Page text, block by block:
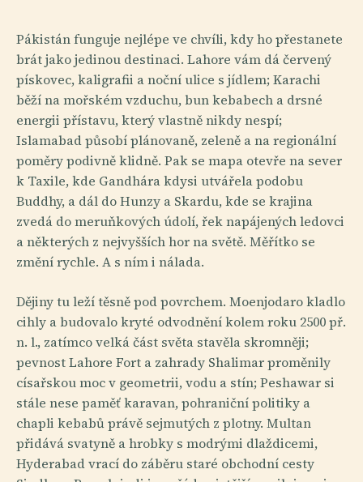
Pákistán funguje nejlépe ve chvíli, kdy ho přestanete
brát jako jedinou destinaci. Lahore vám dá červený
pískovec, kaligrafii a noční ulice s jídlem; Karachi
běží na mořském vzduchu, bun kebabech a drsné
energii přístavu, který vlastně nikdy nespí;
Islamabad působí plánovaně, zeleně a na regionální
poměry podivně klidně. Pak se mapa otevře na sever
k Taxile, kde Gandhára kdysi utvářela podobu
Buddhy, a dál do Hunzy a Skardu, kde se krajina
zvedá do meruňkových údolí, řek napájených ledovci
a některých z nejvyšších hor na světě. Měřítko se
změní rychle. A s ním i nálada.
Dějiny tu leží těsně pod povrchem. Moenjodaro kladlo
cihly a budovalo kryté odvodnění kolem roku 2500 př.
n. l., zatímco velká část světa stavěla skromněji;
pevnost Lahore Fort a zahrady Shalimar proměnily
císařskou moc v geometrii, vodu a stín; Peshawar si
stále nese paměť karavan, pohraniční politiky a
chapli kebabů právě sejmutých z plotny. Multan
přidává svatyně a hrobky s modrými dlaždicemi,
Hyderabad vrací do záběru staré obchodní cesty